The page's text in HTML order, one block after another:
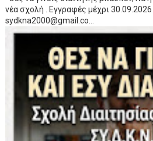
νέα σχολή . Εγγραφές μέχρι
sydkna2000@gmail.co...